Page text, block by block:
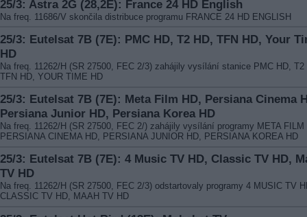
25/3: Astra 2G (28,2E): France 24 HD English
Na freq. 11686/V skončila distribuce programu FRANCE 24 HD ENGLISH
25/3: Eutelsat 7B (7E): PMC HD, T2 HD, TFN HD, Your
HD
Na freq. 11262/H (SR 27500, FEC 2/3) zahájily vysílání stanice PMC HD, T2
TFN HD, YOUR TIME HD
25/3: Eutelsat 7B (7E): Meta Film HD, Persiana Cinema
Persiana Junior HD, Persiana Korea HD
Na freq. 11262/H (SR 27500, FEC 2/) zahájily vysílání programy META FILM
PERSIANA CINEMA HD, PERSIANA JUNIOR HD, PERSIANA KOREA HD
25/3: Eutelsat 7B (7E): 4 Music TV HD, Classic TV HD,
TV HD
Na freq. 11262/H (SR 27500, FEC 2/3) odstartovaly programy 4 MUSIC TV
CLASSIC TV HD, MAAH TV HD